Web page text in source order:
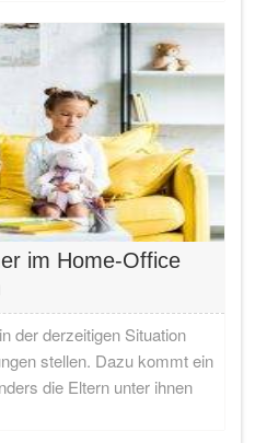
im Home-Office
der derzeitigen Situation
stellen. Dazu kommt ein
die Eltern unter ihnen